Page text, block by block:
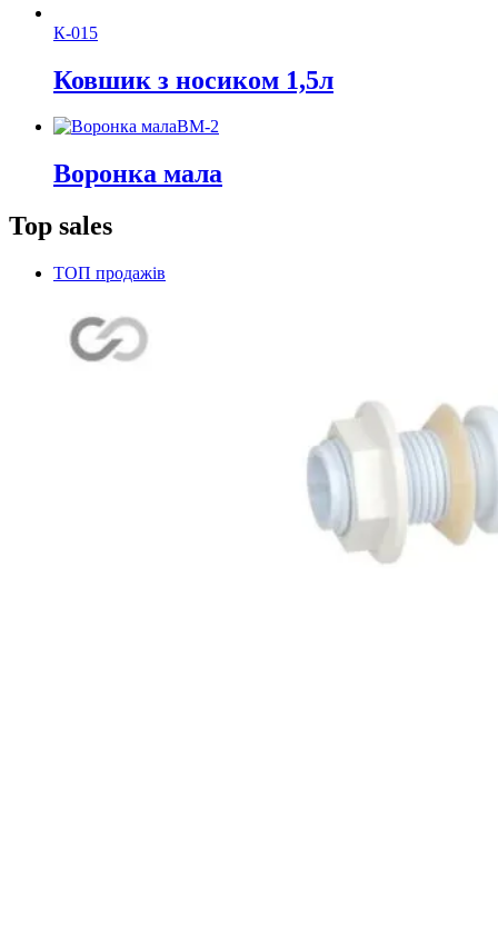
К-015
Ковшик з носиком 1,5л
ВМ-2
Воронка мала
Top sales
ТОП продажів